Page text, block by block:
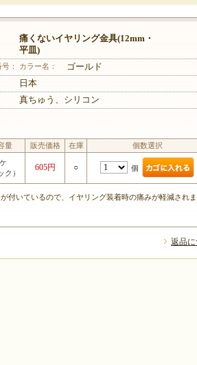
痛くないイヤリング金具(12mm・
平皿)
： カラー名： ゴールド
日本
真ちゅう、シリコン
量 販売価格 在庫 個数選択
ク）
605円 ○ 個
付いているので、イヤリング装着時の痛みが軽減されま
返品